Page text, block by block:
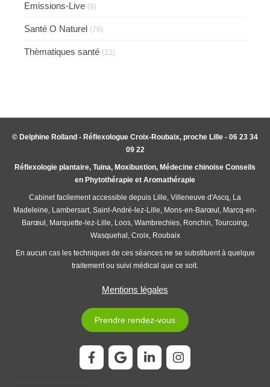
Emissions-Live (9)
Santé O Naturel (76)
Thèmatiques santé (22)
© Delphine Rolland - Réflexologue Croix-Roubaix, proche Lille - 06 23 34
09 22
Réflexologie plantaire, Tuina, Moxibustion, Médecine chinoise Conseils
en Phytothérapie et Aromathérapie
Cabinet facilement accessible depuis Lille, Villeneuve d'Ascq, La
Madeleine, Lambersart, Saint-André-lez-Lille, Mons-en-Barœul, Marcq-en-
Barœul, Marquette-lez-Lille, Loos, Wambrechies, Ronchin, Tourcoing,
Wasquehal, Croix, Roubaix
En aucun cas les techniques de ces séances ne se substituent à quelque
traitement ou suivi médical que ce soit.
Mentions légales
Prendre rendez-vous